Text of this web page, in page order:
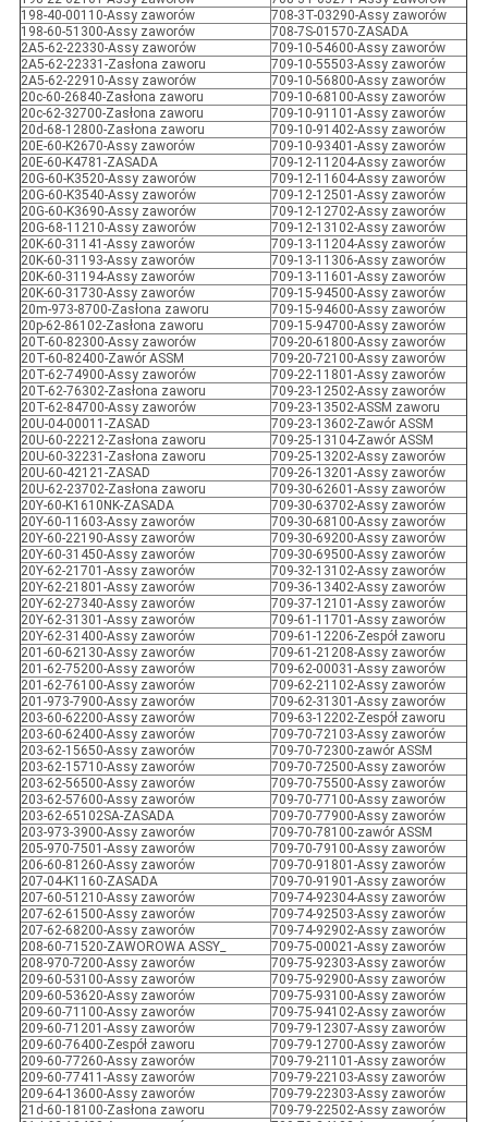
198-40-00110-Assy zaworów
708-3T-03290-Assy zaworów
198-60-51300-Assy zaworów
708-7S-01570-ZASADA
2A5-62-22330-Assy zaworów
709-10-54600-Assy zaworów
2A5-62-22331-Zasłona zaworu
709-10-55503-Assy zaworów
2A5-62-22910-Assy zaworów
709-10-56800-Assy zaworów
20c-60-26840-Zasłona zaworu
709-10-68100-Assy zaworów
20c-62-32700-Zasłona zaworu
709-10-91101-Assy zaworów
20d-68-12800-Zasłona zaworu
709-10-91402-Assy zaworów
20E-60-K2670-Assy zaworów
709-10-93401-Assy zaworów
20E-60-K4781-ZASADA
709-12-11204-Assy zaworów
20G-60-K3520-Assy zaworów
709-12-11604-Assy zaworów
20G-60-K3540-Assy zaworów
709-12-12501-Assy zaworów
20G-60-K3690-Assy zaworów
709-12-12702-Assy zaworów
20G-68-11210-Assy zaworów
709-12-13102-Assy zaworów
20K-60-31141-Assy zaworów
709-13-11204-Assy zaworów
20K-60-31193-Assy zaworów
709-13-11306-Assy zaworów
20K-60-31194-Assy zaworów
709-13-11601-Assy zaworów
20K-60-31730-Assy zaworów
709-15-94500-Assy zaworów
20m-973-8700-Zasłona zaworu
709-15-94600-Assy zaworów
20p-62-86102-Zasłona zaworu
709-15-94700-Assy zaworów
20T-60-82300-Assy zaworów
709-20-61800-Assy zaworów
20T-60-82400-Zawór ASSM
709-20-72100-Assy zaworów
20T-62-74900-Assy zaworów
709-22-11801-Assy zaworów
20T-62-76302-Zasłona zaworu
709-23-12502-Assy zaworów
20T-62-84700-Assy zaworów
709-23-13502-ASSM zaworu
20U-04-00011-ZASAD
709-23-13602-Zawór ASSM
20U-60-22212-Zasłona zaworu
709-25-13104-Zawór ASSM
20U-60-32231-Zasłona zaworu
709-25-13202-Assy zaworów
20U-60-42121-ZASAD
709-26-13201-Assy zaworów
20U-62-23702-Zasłona zaworu
709-30-62601-Assy zaworów
20Y-60-K1610NK-ZASADA
709-30-63702-Assy zaworów
20Y-60-11603-Assy zaworów
709-30-68100-Assy zaworów
20Y-60-22190-Assy zaworów
709-30-69200-Assy zaworów
20Y-60-31450-Assy zaworów
709-30-69500-Assy zaworów
20Y-62-21701-Assy zaworów
709-32-13102-Assy zaworów
20Y-62-21801-Assy zaworów
709-36-13402-Assy zaworów
20Y-62-27340-Assy zaworów
709-37-12101-Assy zaworów
20Y-62-31301-Assy zaworów
709-61-11701-Assy zaworów
20Y-62-31400-Assy zaworów
709-61-12206-Zespół zaworu
201-60-62130-Assy zaworów
709-61-21208-Assy zaworów
201-62-75200-Assy zaworów
709-62-00031-Assy zaworów
201-62-76100-Assy zaworów
709-62-21102-Assy zaworów
201-973-7900-Assy zaworów
709-62-31301-Assy zaworów
203-60-62200-Assy zaworów
709-63-12202-Zespół zaworu
203-60-62400-Assy zaworów
709-70-72103-Assy zaworów
203-62-15650-Assy zaworów
709-70-72300-zawór ASSM
203-62-15710-Assy zaworów
709-70-72500-Assy zaworów
203-62-56500-Assy zaworów
709-70-75500-Assy zaworów
203-62-57600-Assy zaworów
709-70-77100-Assy zaworów
203-62-65102SA-ZASADA
709-70-77900-Assy zaworów
203-973-3900-Assy zaworów
709-70-78100-zawór ASSM
205-970-7501-Assy zaworów
709-70-79100-Assy zaworów
206-60-81260-Assy zaworów
709-70-91801-Assy zaworów
207-04-K1160-ZASADA
709-70-91901-Assy zaworów
207-60-51210-Assy zaworów
709-74-92304-Assy zaworów
207-62-61500-Assy zaworów
709-74-92503-Assy zaworów
207-62-68200-Assy zaworów
709-74-92902-Assy zaworów
208-60-71520-ZAWOROWA ASSY_
709-75-00021-Assy zaworów
208-970-7200-Assy zaworów
709-75-92303-Assy zaworów
209-60-53100-Assy zaworów
709-75-92900-Assy zaworów
209-60-53620-Assy zaworów
709-75-93100-Assy zaworów
209-60-71100-Assy zaworów
709-75-94102-Assy zaworów
209-60-71201-Assy zaworów
709-79-12307-Assy zaworów
209-60-76400-Zespół zaworu
709-79-12700-Assy zaworów
209-60-77260-Assy zaworów
709-79-21101-Assy zaworów
209-60-77411-Assy zaworów
709-79-22103-Assy zaworów
209-64-13600-Assy zaworów
709-79-22303-Assy zaworów
21d-60-18100-Zasłona zaworu
709-79-22502-Assy zaworów